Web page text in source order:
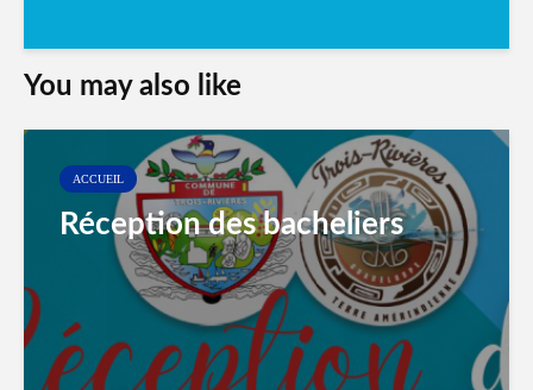
You may also like
ACCUEIL
Réception des bacheliers